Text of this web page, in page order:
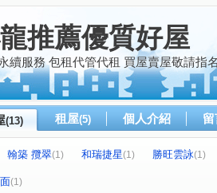
推薦優質好屋
續服務 包租代管代租 買屋賣屋敬請指
(13) 租屋(5) 個人介紹
翰築 攬翠(1) 和瑞捷星(1) 勝旺雲詠(1)
程建設和平西路案
(1)